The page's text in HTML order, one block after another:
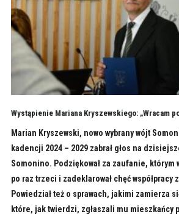
Wystąpienie Mariana Kryszewskiego: „Wracam
Marian Kryszewski, nowo wybrany wójt
kadencji 2024 – 2029 zabrał głos na
Somonino. Podziękował za zaufanie, którym
po raz trzeci i zadeklarował chęć współpracy
Powiedział też o sprawach, jakimi zamierza
które, jak twierdzi, zgłaszali mu mieszkańcy